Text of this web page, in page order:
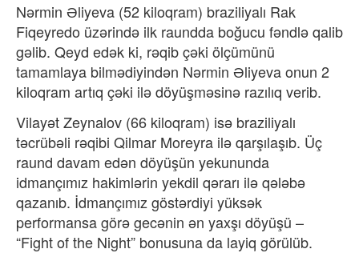
Nərmin Əliyeva (52 kiloqram) braziliyalı Rak
Fiqeyredo üzərində ilk raundda boğucu fəndlə qalib
gəlib. Qeyd edək ki, rəqib çəki ölçümünü
tamamlaya bilmədiyindən Nərmin Əliyeva onun 2
kiloqram artıq çəki ilə döyüşməsinə razılıq verib.
Vilayət Zeynalov (66 kiloqram) isə braziliyalı
təcrübəli rəqibi Qilmar Moreyra ilə qarşılaşıb. Üç
raund davam edən döyüşün yekununda
idmançımız hakimlərin yekdil qərarı ilə qələbə
qazanıb. İdmançımız göstərdiyi yüksək
performansa görə gecənin ən yaxşı döyüşü –
“Fight of the Night” bonusuna da layiq görülüb.